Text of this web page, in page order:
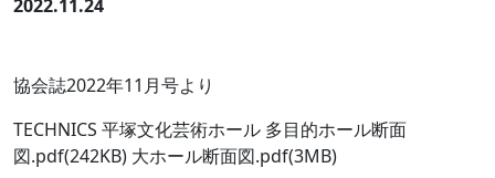
2022.11.24
協会誌2022年11月号より
TECHNICS 平塚文化芸術ホール 多目的ホール断面
図.pdf(242KB) 大ホール断面図.pdf(3MB)